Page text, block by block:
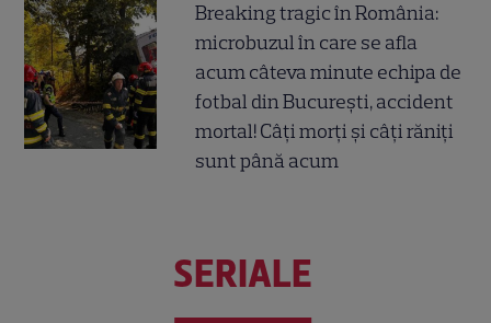
Breaking tragic în România:
microbuzul în care se afla
acum câteva minute echipa de
fotbal din București, accident
mortal! Câți morți și câți răniți
sunt până acum
SERIALE